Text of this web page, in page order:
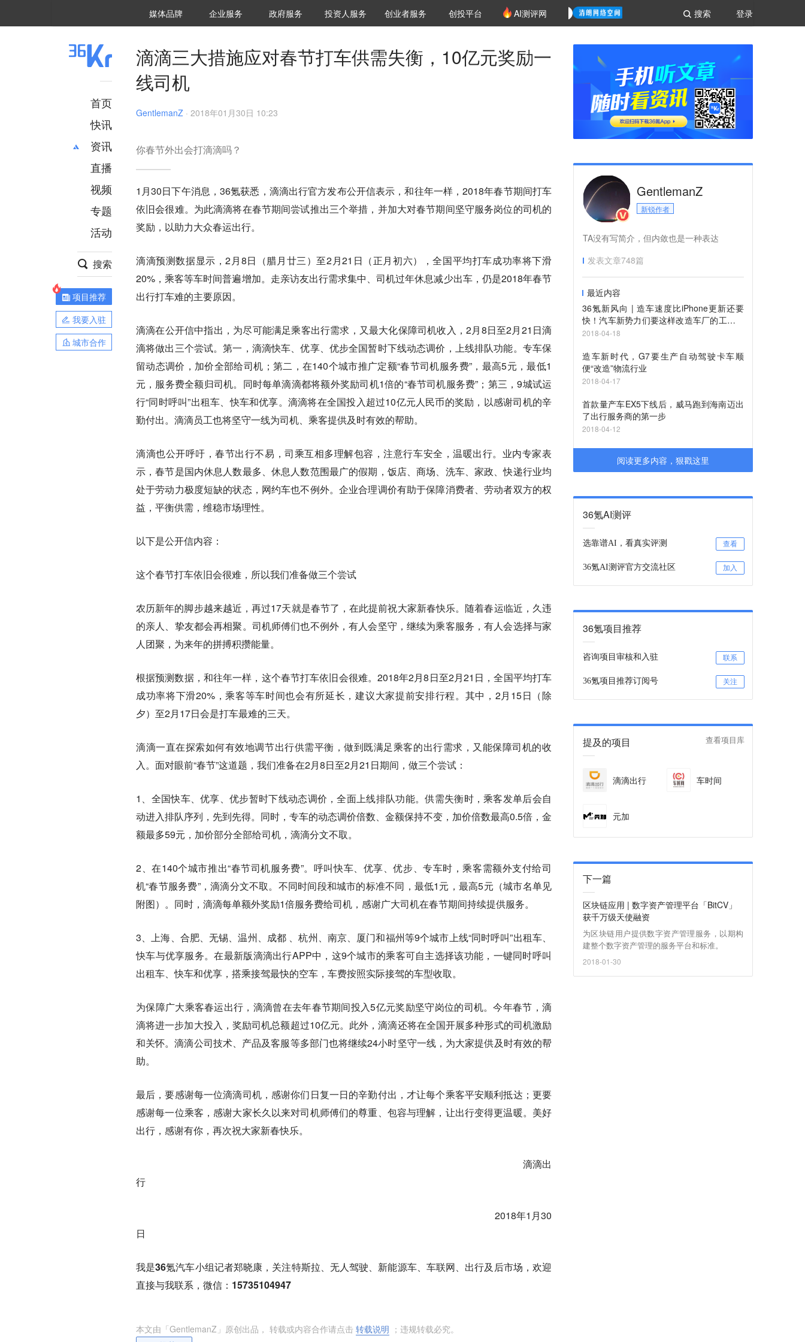
登录
搜索
媒体品牌 36Kr研究院
企业服务 城市之窗
政府服务 VClub投资机构库
投资机构职位推介
投资人服务 创投氪堂
创业者服务 创投平台 AI测评网
首页
快讯
资讯
推荐
财经
项目推荐
安徽
直播
视频
专题
活动
搜索
项目推荐
我要入驻
城市合作
滴滴三大措施应对春节打车供需失衡，10亿元奖励一
线司机
GentlemanZ · 2018年01月30日 10:23
你春节外出会打滴滴吗？
1月30日下午消息，36氪获悉，滴滴出行官方发布公开信表示，和往年一样，2018年春节期间打车
依旧会很难。为此滴滴将在春节期间尝试推出三个举措，并加大对春节期间坚守服务岗位的司机的
奖励，以助力大众春运出行。
滴滴预测数据显示，2月8日（腊月廿三）至2月21日（正月初六），全国平均打车成功率将下滑
20%，乘客等车时间普遍增加。走亲访友出行需求集中、司机过年休息减少出车，仍是2018年春节
出行打车难的主要原因。
滴滴在公开信中指出，为尽可能满足乘客出行需求，又最大化保障司机收入，2月8日至2月21日滴
滴将做出三个尝试。第一，滴滴快车、优享、优步全国暂时下线动态调价，上线排队功能。专车保
留动态调价，加价全部给司机；第二，在140个城市推广定额“春节司机服务费”，最高5元，最低1
元，服务费全额归司机。同时每单滴滴都将额外奖励司机1倍的“春节司机服务费”；第三，9城试运
行“同时呼叫”出租车、快车和优享。滴滴将在全国投入超过10亿元人民币的奖励，以感谢司机的辛
勤付出。滴滴员工也将坚守一线为司机、乘客提供及时有效的帮助。
滴滴也公开呼吁，春节出行不易，司乘互相多理解包容，注意行车安全，温暖出行。业内专家表
示，春节是国内休息人数最多、休息人数范围最广的假期，饭店、商场、洗车、家政、快递行业均
处于劳动力极度短缺的状态，网约车也不例外。企业合理调价有助于保障消费者、劳动者双方的权
益，平衡供需，维稳市场理性。
以下是公开信内容：
这个春节打车依旧会很难，所以我们准备做三个尝试
农历新年的脚步越来越近，再过17天就是春节了，在此提前祝大家新春快乐。随着春运临近，久违
的亲人、挚友都会再相聚。司机师傅们也不例外，有人会坚守，继续为乘客服务，有人会选择与家
人团聚，为来年的拼搏积攒能量。
根据预测数据，和往年一样，这个春节打车依旧会很难。2018年2月8日至2月21日，全国平均打车
成功率将下滑20%，乘客等车时间也会有所延长，建议大家提前安排行程。其中，2月15日（除
夕）至2月17日会是打车最难的三天。
滴滴一直在探索如何有效地调节出行供需平衡，做到既满足乘客的出行需求，又能保障司机的收
入。面对眼前“春节”这道题，我们准备在2月8日至2月21日期间，做三个尝试：
1、全国快车、优享、优步暂时下线动态调价，全面上线排队功能。供需失衡时，乘客发单后会自
动进入排队序列，先到先得。同时，专车的动态调价倍数、金额保持不变，加价倍数最高0.5倍，金
额最多59元，加价部分全部给司机，滴滴分文不取。
2、在140个城市推出“春节司机服务费”。呼叫快车、优享、优步、专车时，乘客需额外支付给司
机“春节服务费”，滴滴分文不取。不同时间段和城市的标准不同，最低1元，最高5元（城市名单见
附图）。同时，滴滴每单额外奖励1倍服务费给司机，感谢广大司机在春节期间持续提供服务。
3、上海、合肥、无锡、温州、成都 、杭州、南京、厦门和福州等9个城市上线“同时呼叫”出租车、
快车与优享服务。在最新版滴滴出行APP中，这9个城市的乘客可自主选择该功能，一键同时呼叫
出租车、快车和优享，搭乘接驾最快的空车，车费按照实际接驾的车型收取。
为保障广大乘客春运出行，滴滴曾在去年春节期间投入5亿元奖励坚守岗位的司机。今年春节，滴
滴将进一步加大投入，奖励司机总额超过10亿元。此外，滴滴还将在全国开展多种形式的司机激励
和关怀。滴滴公司技术、产品及客服等多部门也将继续24小时坚守一线，为大家提供及时有效的帮
助。
最后，要感谢每一位滴滴司机，感谢你们日复一日的辛勤付出，才让每个乘客平安顺利抵达；更要
感谢每一位乘客，感谢大家长久以来对司机师傅们的尊重、包容与理解，让出行变得更温暖。美好
出行，感谢有你，再次祝大家新春快乐。
滴滴出
行
2018年1月30
日
我是36氪汽车小组记者郑晓康，关注特斯拉、无人驾驶、新能源车、车联网、出行及后市场，欢迎
直接与我联系，微信：15735104947
本文由「GentlemanZ 」原创出品， 转载或内容合作请点击 转载说明 ；违规转载必究。
GentlemanZ
新锐作者
TA没有写简介，但内敛也是一种表达
发表文章748篇
最近内容
36氪新风向 | 造车速度比iPhone更新还要
快！汽车新势力们要这样改造车厂的工业基
因
2018-04-18
造车新时代，G7要生产自动驾驶卡车顺
便“改造”物流行业
2018-04-17
首款量产车EX5下线后，威马跑到海南迈出
了出行服务商的第一步
2018-04-12
阅读更多内容，狠戳这里
36氪AI测评
选靠谱AI，看真实评测 查看
36氪AI测评官方交流社区 加入
36氪项目推荐
咨询项目审核和入驻 联系
36氪项目推荐订阅号 关注
提及的项目 查看项目库
滴滴出行 车时间
元加
下一篇
区块链应用 | 数字资产管理平台「BitCV」
获千万级天使融资
为区块链用户提供数字资产管理服务，以期构
建整个数字资产管理的服务平台和标准。
2018-01-30